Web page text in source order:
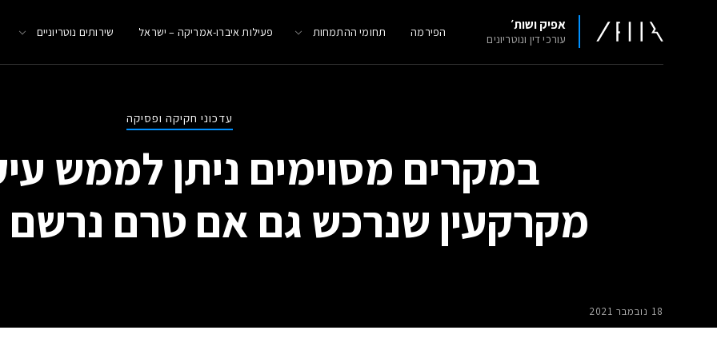
אפיק ושות׳
עורכי דין ונוטריונים הפירמה תחומי ההתמחות פעילות איברו-אמריקה – ישראל שירותים נוטריוניים
עדכוני חקיקה ופסיקה
במקרים מסוימים ניתן לממש
מקרקעין שנרכש גם אם טרם
18 נובמבר 2021